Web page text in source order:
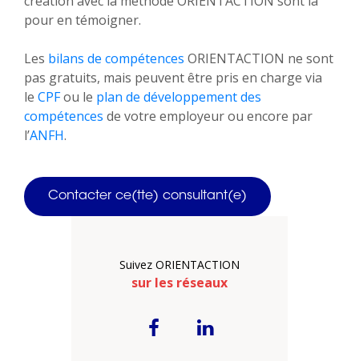
pour en témoigner.
Les bilans de compétences ORIENTACTION ne sont
pas gratuits, mais peuvent être pris en charge via
le CPFou le plan de développement des
compétences de votre employeur ou encore par
l’ANFH.
Contacter ce(tte) consultant(e)
Suivez ORIENTACTION
sur les réseaux